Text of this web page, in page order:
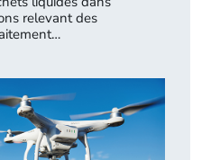
relevant des